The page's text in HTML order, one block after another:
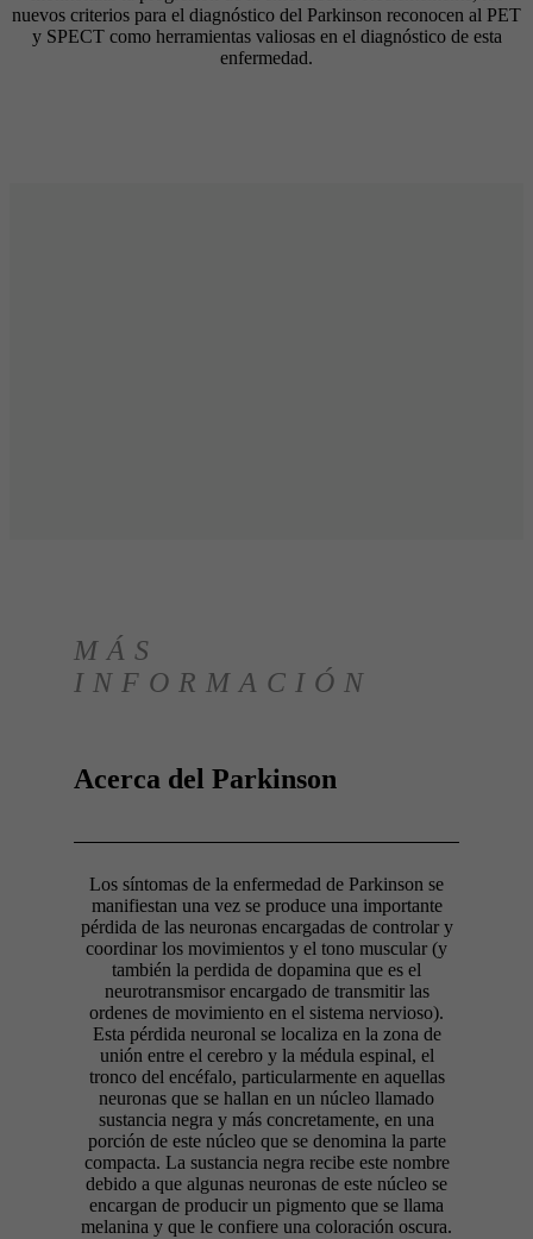
nuevos criterios para el diagnóstico del Parkinson reconocen al PET
y SPECT como herramientas valiosas en el diagnóstico de esta
enfermedad.
MÁS
INFORMACIÓN
Acerca del Parkinson
Los síntomas de la enfermedad de Parkinson se
manifiestan una vez se produce una importante
pérdida de las neuronas encargadas de controlar y
coordinar los movimientos y el tono muscular (y
también la perdida de dopamina que es el
neurotransmisor encargado de transmitir las
ordenes de movimiento en el sistema nervioso).
Esta pérdida neuronal se localiza en la zona de
unión entre el cerebro y la médula espinal, el
tronco del encéfalo, particularmente en aquellas
neuronas que se hallan en un núcleo llamado
sustancia negra y más concretamente, en una
porción de este núcleo que se denomina la parte
compacta. La sustancia negra recibe este nombre
debido a que algunas neuronas de este núcleo se
encargan de producir un pigmento que se llama
melanina y que le confiere una coloración oscura.